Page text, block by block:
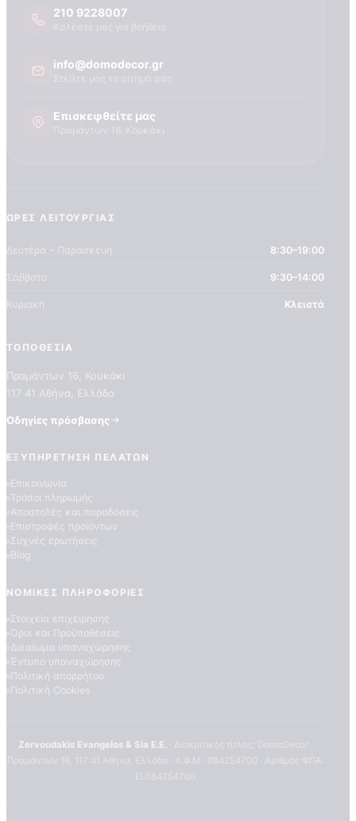
ΠΟΙΟΤΗΤΕΣ ΤΑΠΕΤΣΑΡΙΩΝ
ΕΠΕΞΗΓΗΣΗ ΣΥΜΒΟΛΩΝ
210 9228007
info@domodecor.gr
Επισκεφθείτε μας
ΏΡΕΣ ΛΕΙΤΟΥΡΓΊΑΣ
Δευτέρα – Παρασκευή 8:30–19:00
Σάββατο 9:30–14:00
Κυριακή Κλειστά
ΤΟΠΟΘΕΣΊΑ
Πραμάντων 16, Κουκάκι
117 41 Αθήνα, Ελλάδα
Οδηγίες πρόσβασης
ΕΞΥΠΗΡΈΤΗΣΗ ΠΕΛΑΤΏΝ
Επικοινωνία
Τρόποι πληρωμής
Αποστολές και παραδόσεις
Επιστροφές προϊόντων
Συχνές ερωτήσεις
Blog
ΝΟΜΙΚΈΣ ΠΛΗΡΟΦΟΡΊΕΣ
Στοιχεία επιχείρησης
Όροι και Προϋποθέσεις
Δικαίωμα υπαναχώρησης
Έντυπο υπαναχώρησης
Πολιτική απορρήτου
Πολιτική Cookies
Zervoudakis Evangelos & Sia E.E.